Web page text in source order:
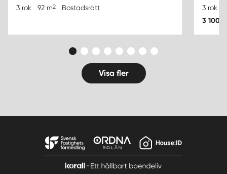
3 rok 92 m2 Bostadsrätt 3 rok
3 100
Visa fler